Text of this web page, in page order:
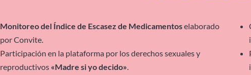
Monitoreo del Índice de Escasez de Medicamentoselaborado
por Convite.
Participación en la plataforma por los derechos sexuales y
reproductivos «Madre si yo decido».